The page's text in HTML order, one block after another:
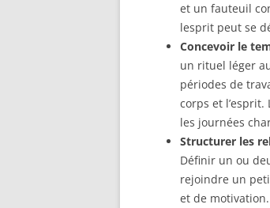
et un fauteuil
lesprit peut se
Concevoir le
un rituel léger
périodes de
corps et
les journées
Structurer les
Définir un ou
rejoindre un
et de